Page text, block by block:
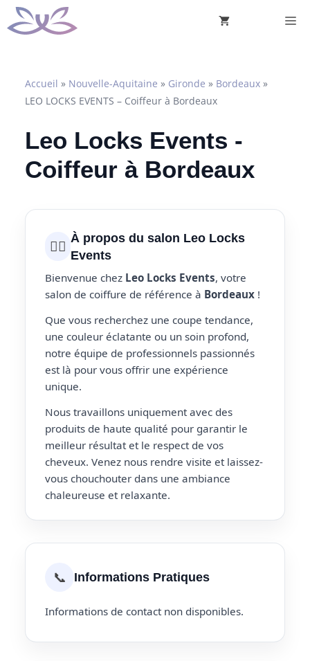
Aller
au
Accueil » Nouvelle-Aquitaine » Gironde » Bordeaux »
LEO LOCKS EVENTS – Coiffeur à Bordeaux
Leo Locks Events -
Coiffeur à Bordeaux
💇‍♀️ À propos du salon Leo Locks
Events
Bienvenue chez Leo Locks Events, votre
salon de coiffure de référence à Bordeaux !
Que vous recherchez une coupe tendance,
une couleur éclatante ou un soin profond,
notre équipe de professionnels passionnés
est là pour vous offrir une expérience
unique.
Nous travaillons uniquement avec des
produits de haute qualité pour garantir le
meilleur résultat et le respect de vos
cheveux. Venez nous rendre visite et laissez-
vous chouchouter dans une ambiance
chaleureuse et relaxante.
📞 Informations Pratiques
Informations de contact non disponibles.